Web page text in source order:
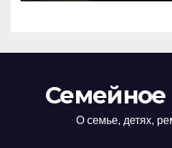
Семейное
О семье, детях,